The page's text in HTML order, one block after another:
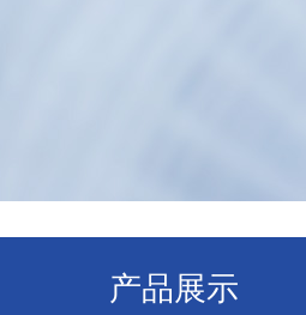
产品展示